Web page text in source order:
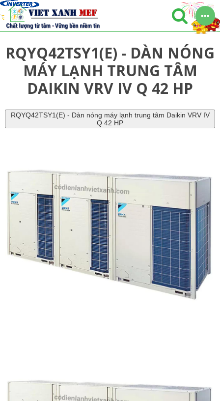
RQYQ42TSY1(E) - DÀN NÓNG
MÁY LẠNH TRUNG TÂM
DAIKIN VRV IV Q 42 HP
RQYQ42TSY1(E) - Dàn nóng máy lạnh trung tâm Daikin VRV IV
Q 42 HP